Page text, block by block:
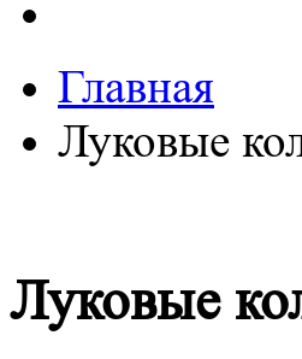
Главная
Луковые
Луковые